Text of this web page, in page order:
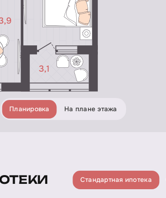
Планировка На плане этажа
Стандартная ипотека